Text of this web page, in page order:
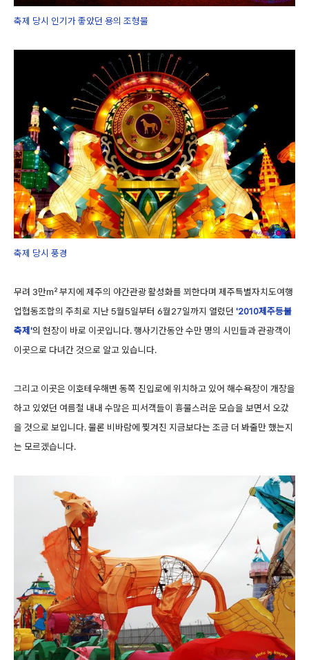
축제 당시 인기가 좋았던 용의 조형물
축제 당시 풍경
무려 3만㎡ 부지에 제주의 야간관광 활성화를 꾀한다며 제주특별자치도여행
업협동조합의 주최로 지난 5월5일부터 6월27일까지 열렸던 '2010제주등불
축제'의 현장이 바로 이곳입니다. 행사기간동안 수만 명의 시민들과 관광객이
이곳으로 다녀간 것으로 알고 있습니다.
그리고 이곳은 이호테우해변 동쪽 진입로에 위치하고 있어 해수욕장이 개장을
하고 있었던 여름철 내내 수많은 피서객들이 흉물스러운 모습을 보면서 오갔
을 것으로 보입니다. 물론 비바람에 찢겨진 지금보다는 조금 더 봐줄만 했는지
는 모르겠습니다.